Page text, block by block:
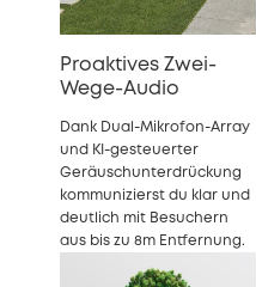
Proaktives Zwei-
Wege-Audio
Dank Dual-Mikrofon-Array
und KI-gesteuerter
Geräuschunterdrückung
kommunizierst du klar und
deutlich mit Besuchern
aus bis zu 8m Entfernung.